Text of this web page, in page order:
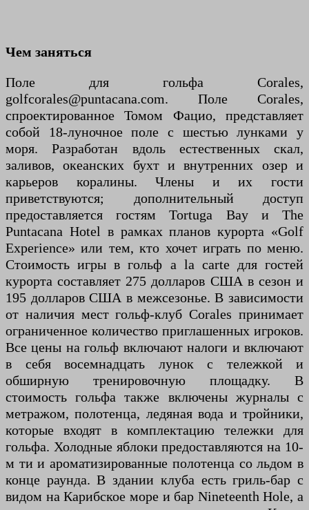
Чем заняться
Поле для гольфа Corales,
golfcorales@puntacana.com. Поле Corales,
спроектированное Томом Фацио, представляет
собой 18-луночное поле с шестью лунками у
моря. Разработан вдоль естественных скал,
заливов, океанских бухт и внутренних озер и
карьеров коралины. Члены и их гости
приветствуются; дополнительный доступ
предоставляется гостям Tortuga Bay и The
Puntacana Hotel в рамках планов курорта «Golf
Experience» или тем, кто хочет играть по меню.
Стоимость игры в гольф a la carte для гостей
курорта составляет 275 долларов США в сезон и
195 долларов США в межсезонье. В зависимости
от наличия мест гольф-клуб Corales принимает
ограниченное количество приглашенных игроков.
Все цены на гольф включают налоги и включают
в себя восемнадцать лунок с тележкой и
обширную тренировочную площадку. В
стоимость гольфа также включены журналы с
метражом, полотенца, ледяная вода и тройники,
которые входят в комплектацию тележки для
гольфа. Холодные яблоки предоставляются на 10-
м ти и ароматизированные полотенца со льдом в
конце раунда. В здании клуба есть гриль-бар с
видом на Карибское море и бар Nineteenth Hole, а